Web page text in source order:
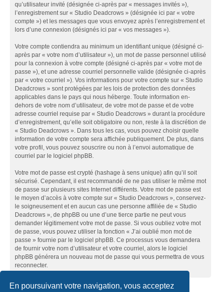
En poursuivant votre navigation, vous acceptez
qu’utilisateur invité (désignée ci-après par « messages invités »),
l’enregistrement sur « Studio Deadcrows » (désignée ici par « votre
compte ») et les messages que vous envoyez après l’enregistrement et
lors d’une connexion (désignés ici par « vos messages »).
Votre compte contiendra au minimum un identifiant unique (désigné ci-
après par « votre nom d’utilisateur »), un mot de passe personnel utilisé
pour la connexion à votre compte (désigné ci-après par « votre mot de
passe »), et une adresse courriel personnelle valide (désignée ci-après
par « votre courriel »). Vos informations pour votre compte sur « Studio
Deadcrows » sont protégées par les lois de protection des données
applicables dans le pays qui nous héberge. Toute information en-
dehors de votre nom d’utilisateur, de votre mot de passe et de votre
adresse courriel requise par « Studio Deadcrows » durant la procédure
d’enregistrement, qu’elle soit obligatoire ou non, reste à la discrétion de
« Studio Deadcrows ». Dans tous les cas, vous pouvez choisir quelle
information de votre compte sera affichée publiquement. De plus, dans
votre profil, vous pouvez souscrire ou non à l’envoi automatique de
courriel par le logiciel phpBB.
Votre mot de passe est crypté (hashage à sens unique) afin qu’il soit
sécurisé. Cependant, il est recommandé de ne pas utiliser le même mot
de passe sur plusieurs sites Internet différents. Votre mot de passe est
le moyen d’accès à votre compte sur « Studio Deadcrows », conservez-
le soigneusement et en aucun cas une personne affiliée de « Studio
Deadcrows », de phpBB ou une d’une tierce partie ne peut vous
demander légitimement votre mot de passe. Si vous oubliez votre mot
de passe, vous pouvez utiliser la fonction « J’ai oublié mon mot de
passe » fournie par le logiciel phpBB. Ce processus vous demandera
de fournir votre nom d’utilisateur et votre courriel, alors le logiciel
phpBB générera un nouveau mot de passe qui vous permettra de vous
reconnecter.